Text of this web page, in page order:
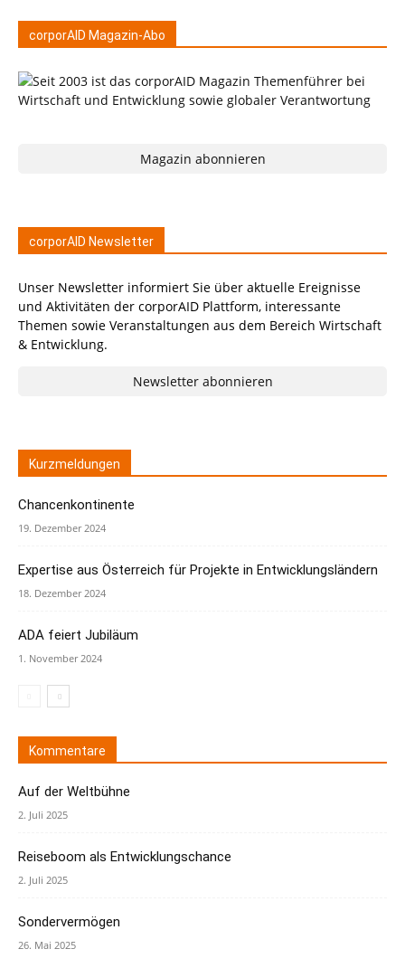
corporAID Magazin-Abo
Magazin abonnieren
corporAID Newsletter
Unser Newsletter informiert Sie über aktuelle Ereignisse
und Aktivitäten der corporAID Plattform, interessante
Themen sowie Veranstaltungen aus dem Bereich Wirtschaft
& Entwicklung.
Newsletter abonnieren
Kurzmeldungen
Chancenkontinente
19. Dezember 2024
Expertise aus Österreich für Projekte in Entwicklungsländern
18. Dezember 2024
ADA feiert Jubiläum
1. November 2024
Kommentare
Auf der Weltbühne
2. Juli 2025
Reiseboom als Entwicklungschance
2. Juli 2025
Sondervermögen
26. Mai 2025